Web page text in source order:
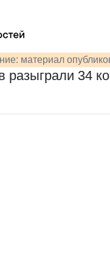
материал
разыграли 34